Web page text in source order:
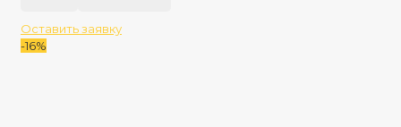
Оставить заявку
-16%